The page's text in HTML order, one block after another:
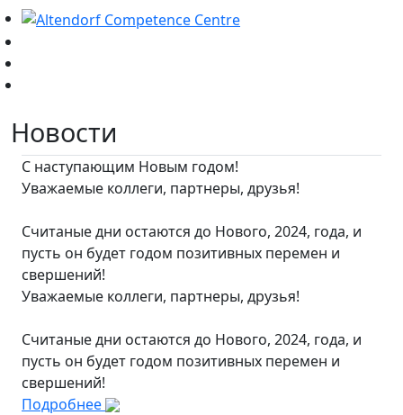
Новости
С наступающим Новым годом!
Уважаемые коллеги, партнеры, друзья!
Считаные дни остаются до Нового, 2024, года, и
пусть он будет годом позитивных перемен и
свершений!
Уважаемые коллеги, партнеры, друзья!
Считаные дни остаются до Нового, 2024, года, и
пусть он будет годом позитивных перемен и
свершений!
Подробнее